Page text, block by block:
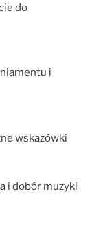
do
i
wskazówki
i dobór muzyki